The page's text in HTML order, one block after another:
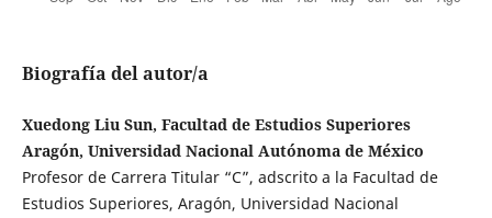
Biografía del autor/a
Xuedong Liu Sun, Facultad de Estudios Superiores
Aragón, Universidad Nacional Autónoma de México
Profesor de Carrera Titular “C”, adscrito a la Facultad de
Estudios Superiores, Aragón, Universidad Nacional